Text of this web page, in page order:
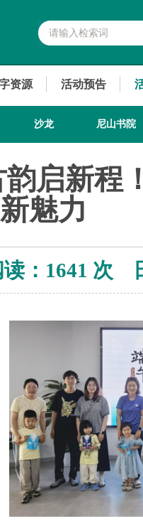
资源 活动预告
沙龙 尼山书院
启新程
魅力
： 1641 次